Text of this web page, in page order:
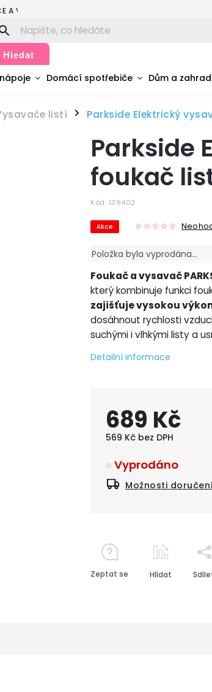
A VRÁCENÍ
Hledat
Domácí spotřebiče Dům a
listí / Parkside Elektrický
689 Kč
569 Kč bez DPH
Vyprodáno
Možnosti
Parkside
foukač
Kód: 139402
Akce
Položka byla vyprodána…
Foukač a vysavač
který kombinuje funkci
zajišťuje vysokou
dosáhnout rychlosti
suchými i vlhkými listy a
Detailní informace
Zeptat se Hlídat